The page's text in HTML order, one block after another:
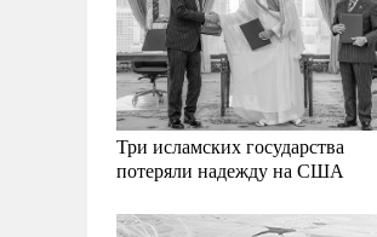
Три исламских государства
потеряли надежду на США